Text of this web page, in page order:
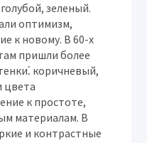
зеленый.
оптимизм,
к новому. В 60-х
пришли более
коричневый,
цвета
к простоте,
материалам. В
и контрастные